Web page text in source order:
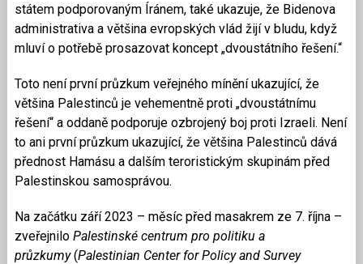
státem podporovaným Íránem, také ukazuje, že Bidenova
administrativa a většina evropských vlád žijí v bludu, když
mluví o potřebě prosazovat koncept „dvoustátního řešení.“
Toto není první průzkum veřejného mínění ukazující, že
většina Palestinců je vehementně proti „dvoustátnímu
řešení“ a oddaně podporuje ozbrojený boj proti Izraeli. Není
to ani první průzkum ukazující, že většina Palestinců dává
přednost Hamásu a dalším teroristickým skupinám před
Palestinskou samosprávou.
Na začátku září 2023 – měsíc před masakrem ze 7. října –
zveřejnilo Palestinské centrum pro politiku a
průzkumy(Palestinian Center for Policy and Survey